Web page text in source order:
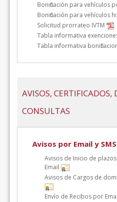
Bonificación para vehículos
Bonificación para vehículos
Solicitud prorrateo IVTM
Tabla informativa
Tabla informativa
AVISOS, CERTIFICADOS,
CONSULTAS
Avisos por Email y SMS
Avisos de Inicio de
Email
Avisos de Cargos de
Envío de Recibos por